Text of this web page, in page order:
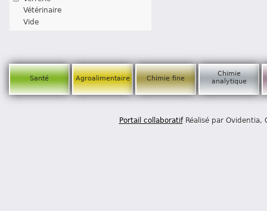
Vétérinaire
Vide
Santé Agroalimentaire Chimie fine
Chimie
analytique
Portail collaboratifRéalisé par Ovidentia,